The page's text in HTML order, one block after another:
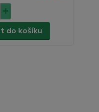
do košíku